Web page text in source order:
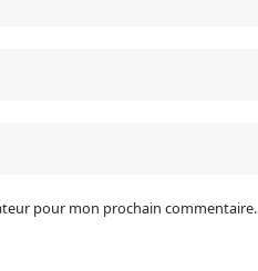
pour mon prochain commentaire.